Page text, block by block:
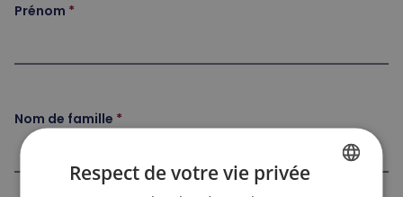
Prénom
Nom de famille
Respect de votre vie privée